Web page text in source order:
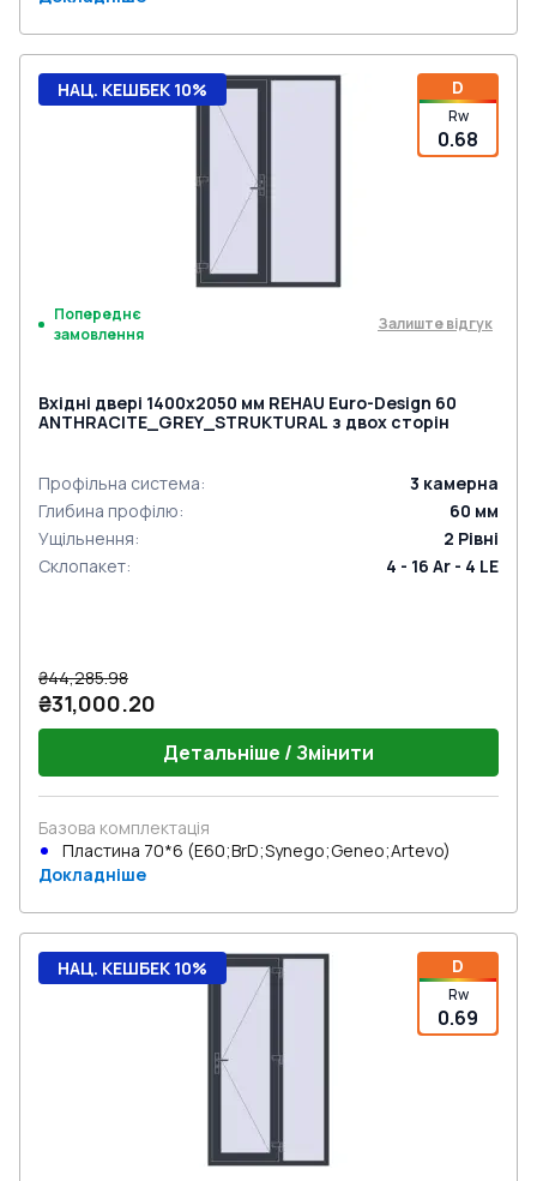
D
Rw
0.68
НАЦ. КЕШБЕК 10%
Попереднє
замовлення
Залиште відгук
Вхідні двері 1400x2050 мм REHAU Euro-Design 60
ANTHRACITE_GREY_STRUKTURAL з двох сторін
Профільна система: 3 камерна
Глибина профілю: 60 мм
Ущільнення: 2 Рівні
Склопакет: 4 - 16 Ar - 4 LE
₴44,285.98
₴31,000.20
Детальніше / Змінити
Базова комплектація
Пластина 70*6 (E60;BrD;Synego;Geneo;Artevo)
Докладніше
D
Rw
0.69
НАЦ. КЕШБЕК 10%